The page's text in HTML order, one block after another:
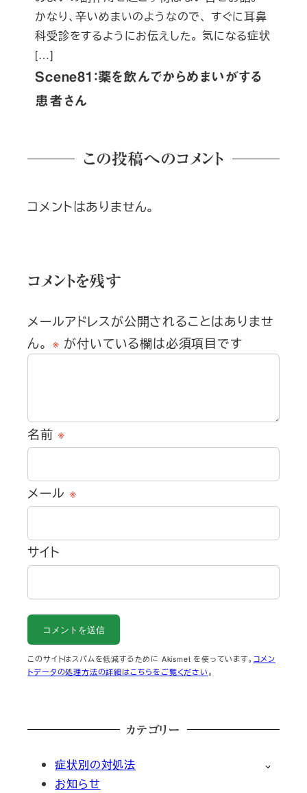
Scene81：薬を飲んでからめまいがする
患者さん
かなり、辛いめまいのようなので、 すぐに耳鼻
科受診をするようにお伝えした。 気になる症状
[…]
この投稿へのコメント
コメントはありません。
コメントを残す
メールアドレスが公開されることはありませ
ん。 ※ が付いている欄は必須項目です
名前 ※
メール ※
サイト
このサイトはスパムを低減するために Akismet を使っています。 コメン
トデータの処理方法の詳細はこちらをご覧ください。
カテゴリー
症状別の対処法
お知らせ